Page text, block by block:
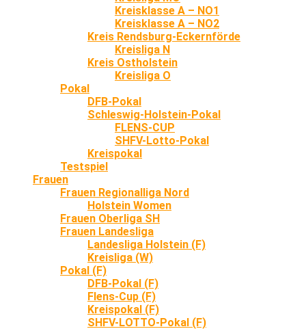
Kreisklasse A – NO1
Kreisklasse A – NO2
Kreis Rendsburg-Eckernförde
Kreisliga N
Kreis Ostholstein
Kreisliga O
Pokal
DFB-Pokal
Schleswig-Holstein-Pokal
FLENS-CUP
SHFV-Lotto-Pokal
Kreispokal
Testspiel
Frauen
Frauen Regionalliga Nord
Holstein Women
Frauen Oberliga SH
Frauen Landesliga
Landesliga Holstein (F)
Kreisliga (W)
Pokal (F)
DFB-Pokal (F)
Flens-Cup (F)
Kreispokal (F)
SHFV-LOTTO-Pokal (F)